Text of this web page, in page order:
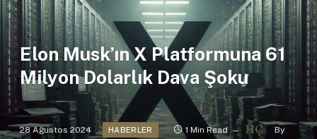
Elon Musk’ın X Platformuna 61
Milyon Dolarlık Dava Şoku
28 Ağustos 2024 HABERLER 1 Min Read By